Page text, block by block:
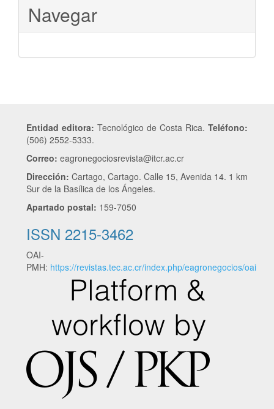
Navegar
Entidad editora: Tecnológico de Costa Rica. Teléfono:
(506) 2552-5333.
Correo: eagronegociosrevista@itcr.ac.cr
Dirección: Cartago, Cartago. Calle 15, Avenida 14. 1 km
Sur de la Basílica de los Ángeles.
Apartado postal: 159-7050
ISSN 2215-3462
OAI-
PMH: https://revistas.tec.ac.cr/index.php/eagronegocios/oai